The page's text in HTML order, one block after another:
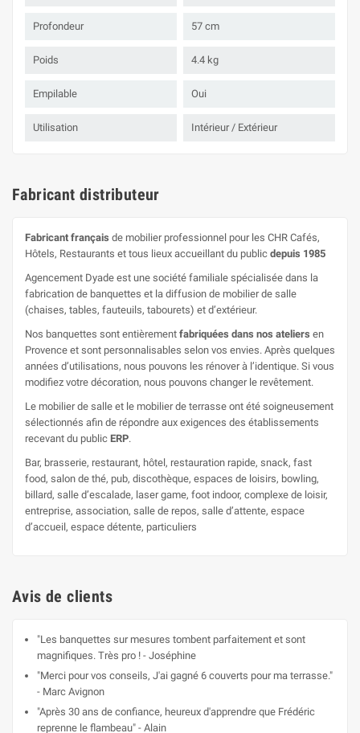
Profondeur 57 cm
Poids 4.4 kg
Empilable Oui
Utilisation Intérieur / Extérieur
Fabricant distributeur
Fabricant français de mobilier professionnel pour les CHR Cafés,
Hôtels, Restaurants et tous lieux accueillant du public depuis 1985
Agencement Dyade est une société familiale spécialisée dans la
fabrication de banquettes et la diffusion de mobilier de salle
(chaises, tables, fauteuils, tabourets) et d’extérieur.
Nos banquettes sont entièrement fabriquées dans nos ateliers en
Provence et sont personnalisables selon vos envies. Après quelques
années d’utilisations, nous pouvons les rénover à l’identique. Si vous
modifiez votre décoration, nous pouvons changer le revêtement.
Le mobilier de salle et le mobilier de terrasse ont été soigneusement
sélectionnés afin de répondre aux exigences des établissements
recevant du public ERP.
Bar, brasserie, restaurant, hôtel, restauration rapide, snack, fast
food, salon de thé, pub, discothèque, espaces de loisirs, bowling,
billard, salle d’escalade, laser game, foot indoor, complexe de loisir,
entreprise, association, salle de repos, salle d’attente, espace
d’accueil, espace détente, particuliers
Avis de clients
"Les banquettes sur mesures tombent parfaitement et sont
magnifiques. Très pro ! - Joséphine
"Merci pour vos conseils, J'ai gagné 6 couverts pour ma terrasse."
- Marc Avignon
"Après 30 ans de confiance, heureux d'apprendre que Frédéric
reprenne le flambeau" - Alain